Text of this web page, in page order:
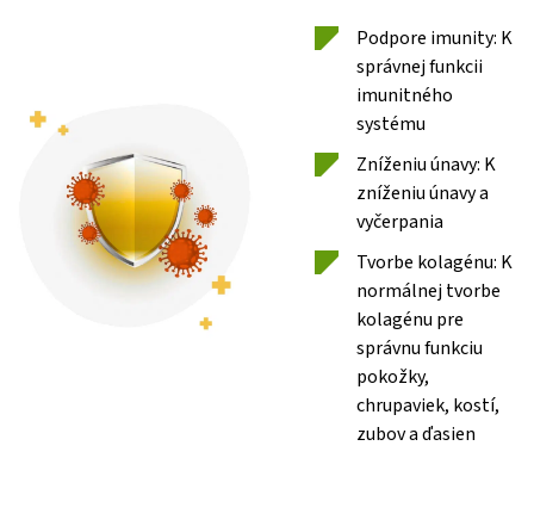
Podpore imunity: K
správnej funkcii
imunitného
systému
Zníženiu únavy: K
zníženiu únavy a
vyčerpania
Tvorbe kolagénu: K
normálnej tvorbe
kolagénu pre
správnu funkciu
pokožky,
chrupaviek, kostí,
zubov a ďasien